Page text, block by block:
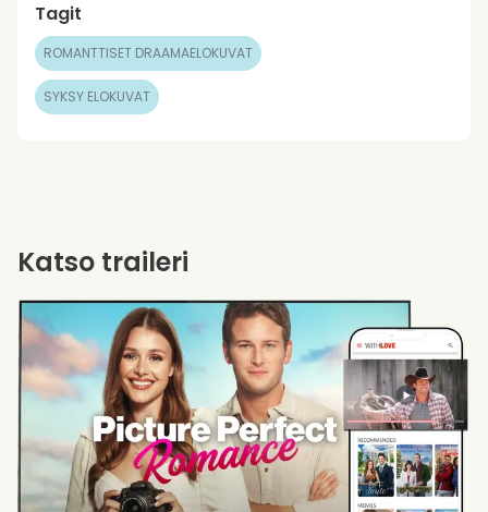
Tagit
ROMANTTISET DRAAMAELOKUVAT
SYKSY ELOKUVAT
Katso traileri